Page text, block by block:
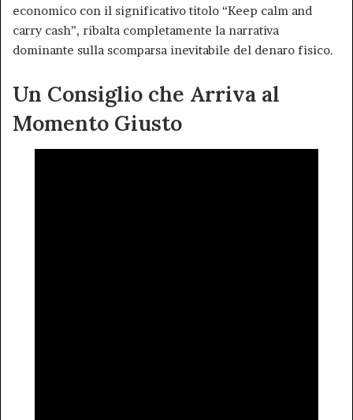
economico con il significativo titolo “Keep calm and
carry cash”, ribalta completamente la narrativa
dominante sulla scomparsa inevitabile del denaro fisico.
Un Consiglio che Arriva al
Momento Giusto